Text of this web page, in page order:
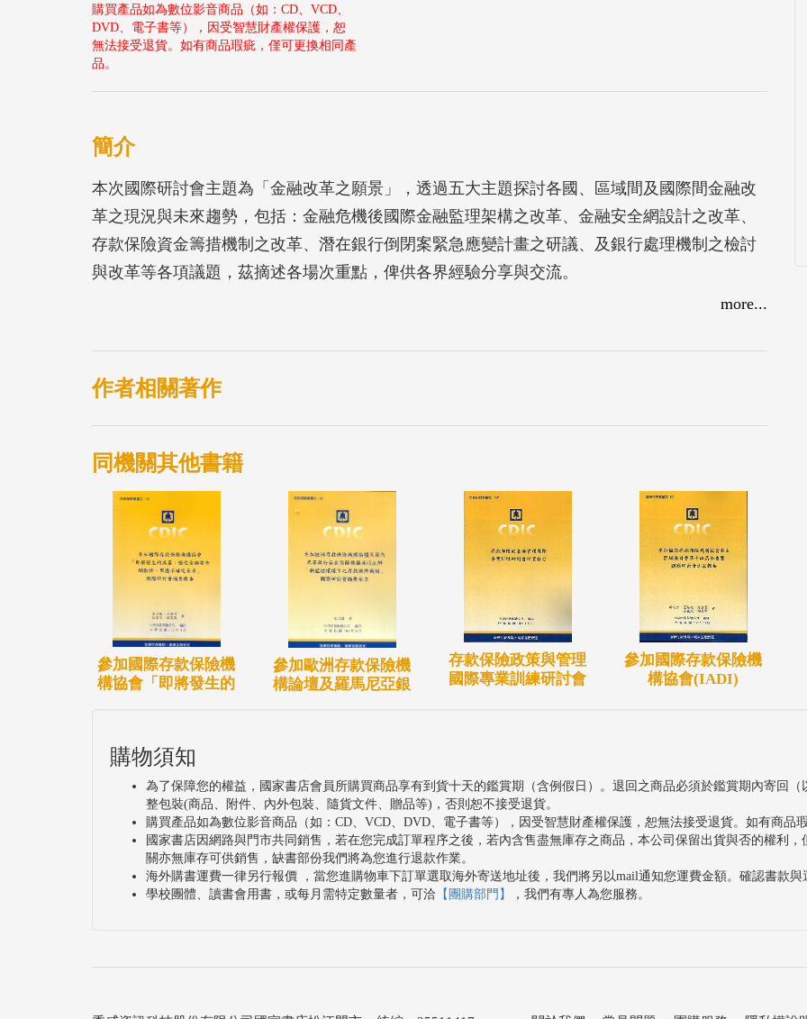
購買產品如為數位影音商品（如：CD、VCD、
DVD、電子書等），因受智慧財產權保護，恕
無法接受退貨。如有商品瑕疵，僅可更換相同產
品。
簡介
本次國際研討會主題為「金融改革之願景」，透過五大主題探討各國、區域間及國際間金融改
革之現況與未來趨勢，包括：金融危機後國際金融監理架構之改革、金融安全網設計之改革、
存款保險資金籌措機制之改革、潛在銀行倒閉案緊急應變計畫之研議、及銀行處理機制之檢討
與改革等各項議題，茲摘述各場次重點，俾供各界經驗分享與交流。
more...
作者相關著作
同機關其他書籍
參加國際存款保險機
構協會「即將發生的
參加歐洲存款保險機
構論壇及羅馬尼亞銀
存款保險政策與管理
國際專業訓練研討會
參加國際存款保險機
構協會(IADI)
購物須知
為了保障您的權益，國家書店會員所購買商品享有到貨十天的鑑賞期（含例假日）。退回之商品必須於鑑賞期內寄回
整包裝(商品、附件、內外包裝、隨貨文件、贈品等)，否則恕不接受退貨。
購買產品如為數位影音商品（如：CD、VCD、DVD、電子書等），因受智慧財產權保護，恕無法接受退貨。如有商品
國家書店因網路與門市共同銷售，若在您完成訂單程序之後，若內含售盡無庫存之商品，本公司保留出貨與否的權利
關亦無庫存可供銷售，缺書部份我們將為您進行退款作業。
海外購書運費一律另行報價 ，當您進購物車下訂單選取海外寄送地址後，我們將另以mail通知您運費金額。確認書款
學校團體、讀書會用書，或每月需特定數量者，可洽 【團購部門】 ，我們有專人為您服務。